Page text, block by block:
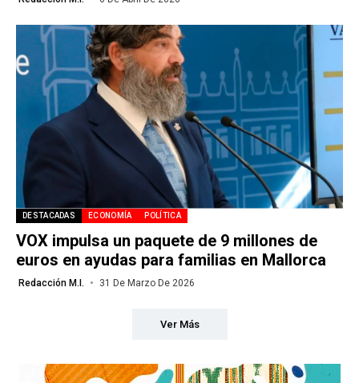
DESTACADAS ECONOMÍA POLÍTICA
VOX impulsa un paquete de 9 millones de
euros en ayudas para familias en Mallorca
Redacción M.I. 31 De Marzo De 2026
Ver Más